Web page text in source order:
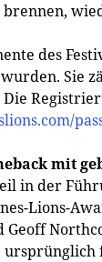
des
Sie
mit
in der
Lions-
Geoff